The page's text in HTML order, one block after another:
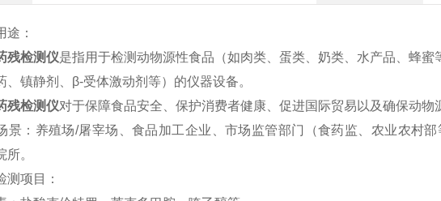
途：
残检测仪是指用于检测动物源性食品（如肉类、蛋类、奶类、水产品、蜂
、镇静剂、β-受体激动剂等）的仪器设备。
残检测仪对于保障食品安全、保护消费者健康、促进国际贸易以及确保动物
景：养殖场/屠宰场、食品加工企业、市场监管部门（食药监、农业农村
。
测项目：